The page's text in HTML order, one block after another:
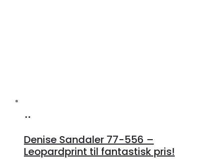
Klædeskabet.dk
Denise Sandaler 77-556 –
Leopardprint til fantastisk pris!